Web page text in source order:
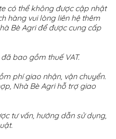
có thể không được cập nhật
hàng vui lòng liên hệ thêm
Bè Agri để được cung cấp
bao gồm thuế VAT.
phí giao nhận, vận chuyển.
Nhà Bè Agri hỗ trợ giao
tư vấn, hướng dẫn sử dụng,